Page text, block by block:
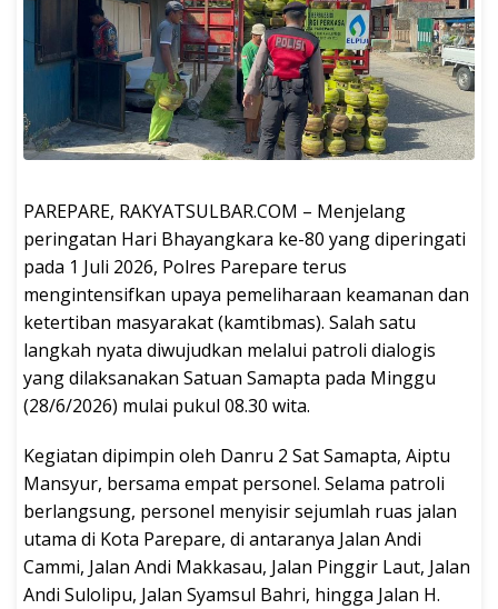
PAREPARE, RAKYATSULBAR.COM – Menjelang
peringatan Hari Bhayangkara ke-80 yang diperingati
pada 1 Juli 2026, Polres Parepare terus
mengintensifkan upaya pemeliharaan keamanan dan
ketertiban masyarakat (kamtibmas). Salah satu
langkah nyata diwujudkan melalui patroli dialogis
yang dilaksanakan Satuan Samapta pada Minggu
(28/6/2026) mulai pukul 08.30 wita.
Kegiatan dipimpin oleh Danru 2 Sat Samapta, Aiptu
Mansyur, bersama empat personel. Selama patroli
berlangsung, personel menyisir sejumlah ruas jalan
utama di Kota Parepare, di antaranya Jalan Andi
Cammi, Jalan Andi Makkasau, Jalan Pinggir Laut, Jalan
Andi Sulolipu, Jalan Syamsul Bahri, hingga Jalan H.